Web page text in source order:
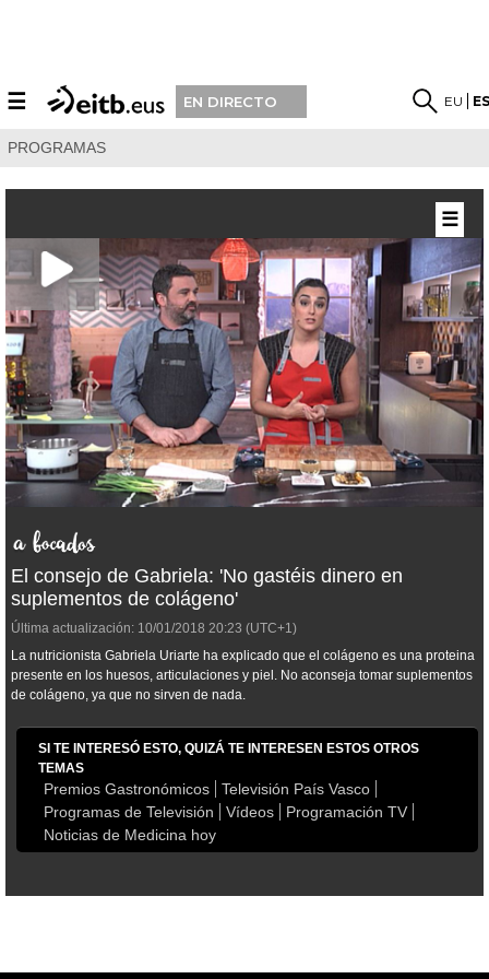
☰ EN DIRECTO EU
PROGRAMAS
El consejo de Gabriela: 'No gastéis dinero en
suplementos de colágeno'
Última actualización: 10/01/2018 20:23 (UTC+1)
La nutricionista Gabriela Uriarte ha explicado que el colágeno es una proteina
presente en los huesos, articulaciones y piel. No aconseja tomar suplementos
de colágeno, ya que no sirven de nada.
SI TE INTERESÓ ESTO, QUIZÁ TE INTERESEN ESTOS OTROS
TEMAS
Premios Gastronómicos
Televisión País Vasco
Programas de Televisión
Vídeos
Programación TV
Noticias de Medicina hoy
☰